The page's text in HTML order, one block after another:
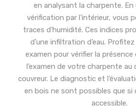
en analysant la charpente.
vérification par l’intérieur, vous
traces d’humidité. Ces indices
d’une infiltration d’eau.
examen pour vérifier la présence
l’examen de votre charpente au
couvreur. Le diagnostic et
en bois ne sont possibles que
accessible.